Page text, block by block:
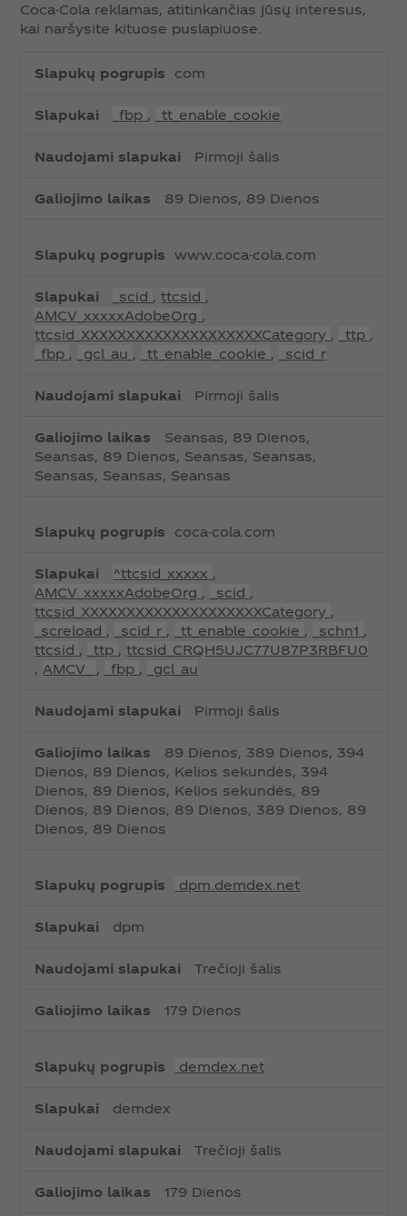
Coca-Cola reklamas, atitinkančias jūsų interesus,
kai naršysite kituose puslapiuose.​
m
com
_fbp _tt_enable_cookie
Pirmoji šalis
89 Dienos, 89 Dienos
www.coca-cola.com
_scid ,ttcsid
AMCV_xxxxxAdobeOrg
ttcsid_XXXXXXXXXXXXXXXXXXXXCategory
_ttp
_fbp
_gcl_au _tt_enable_cookie _scid_r
Pirmoji šalis
Seansas, 89 Dienos,
Seansas, 89 Dienos, Seansas, Seansas,
Seansas, Seansas, Seansas
coca-cola.com
^ttcsid_xxxxx
AMCV_xxxxxAdobeOrg
_scid
ttcsid_XXXXXXXXXXXXXXXXXXXXCategory
_screload
_scid_r _tt_enable_cookie _schn1
ttcsid
_ttp ,ttcsid_CRQH5UJC77U87P3RBFU0
AMCV_ _fbp _gcl_au
Pirmoji šalis
89 Dienos, 389 Dienos, 394
Dienos, 89 Dienos, Kelios sekundės, 394
Dienos, 89 Dienos, Kelios sekundės, 89
Dienos, 89 Dienos, 89 Dienos, 389 Dienos, 89
Dienos, 89 Dienos
dpm.demdex.net
dpm
Trečioji šalis
179 Dienos
demdex.net
demdex
Trečioji šalis
179 Dienos